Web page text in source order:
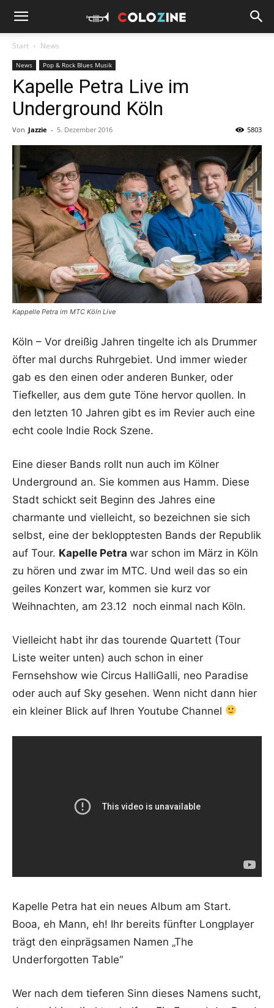
Start News
News Pop & Rock Blues Musik
Kapelle Petra Live im
Underground Köln
Von Jazzie - 5. Dezember 2016 5803
Kappelle Petra im MTC Köln Live
Köln – Vor dreißig Jahren tingelte ich als Drummer
öfter mal durchs Ruhrgebiet. Und immer wieder
gab es den einen oder anderen Bunker, oder
Tiefkeller, aus dem gute Töne hervor quollen. In
den letzten 10 Jahren gibt es im Revier auch eine
echt coole Indie Rock Szene.
Eine dieser Bands rollt nun auch im Kölner
Underground an. Sie kommen aus Hamm. Diese
Stadt schickt seit Beginn des Jahres eine
charmante und vielleicht, so bezeichnen sie sich
selbst, eine der beklopptesten Bands der Republik
auf Tour. Kapelle Petra war schon im März in Köln
zu hören und zwar im MTC. Und weil das so ein
geiles Konzert war, kommen sie kurz vor
Weihnachten, am 23.12 noch einmal nach Köln.
Vielleicht habt ihr das tourende Quartett (Tour
Liste weiter unten) auch schon in einer
Fernsehshow wie Circus HalliGalli, neo Paradise
oder auch auf Sky gesehen. Wenn nicht dann hier
ein kleiner Blick auf Ihren Youtube Channel
Kapelle Petra hat ein neues Album am Start.
Booa, eh Mann, eh! Ihr bereits fünfter Longplayer
trägt den einprägsamen Namen „The
Underforgotten Table“
Wer nach dem tieferen Sinn dieses Namens sucht,